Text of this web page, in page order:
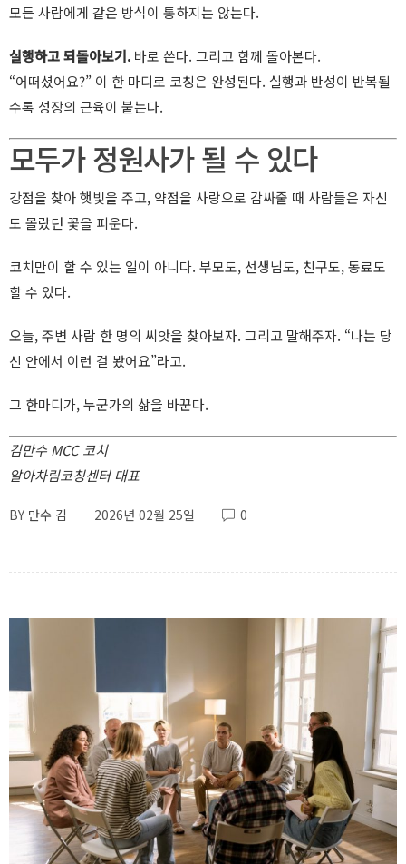
모든 사람에게 같은 방식이 통하지는 않는다.
실행하고 되돌아보기. 바로 쓴다. 그리고 함께 돌아본다.
“어떠셨어요?” 이 한 마디로 코칭은 완성된다. 실행과 반성이 반복될
수록 성장의 근육이 붙는다.
모두가 정원사가 될 수 있다
강점을 찾아 햇빛을 주고, 약점을 사랑으로 감싸줄 때 사람들은 자신
도 몰랐던 꽃을 피운다.
코치만이 할 수 있는 일이 아니다. 부모도, 선생님도, 친구도, 동료도
할 수 있다.
오늘, 주변 사람 한 명의 씨앗을 찾아보자. 그리고 말해주자. “나는 당
신 안에서 이런 걸 봤어요”라고.
그 한마디가, 누군가의 삶을 바꾼다.
김만수 MCC 코치
알아차림코칭센터 대표
BY 만수 김 2026년 02월 25일 0